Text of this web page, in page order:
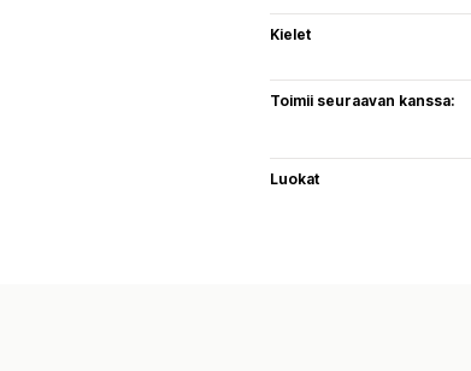
Kielet
Toimii seuraavan kanssa:
Luokat